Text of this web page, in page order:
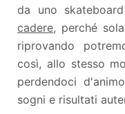
da uno
cadere, perché
riprovando
così, allo stesso
perdendoci
sogni e risultati